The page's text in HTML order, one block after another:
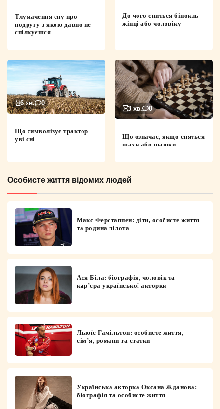
Тлумачення сну про
подругу з якою давно не
спілкуєшся
До чого сниться бінокль
жінці або чоловіку
6 хв. 0
Що символізує трактор
уві сні
3 хв. 0
Що означає, якщо сняться
шахи або шашки
Особисте життя відомих людей
Макс Ферстаппен: діти, особисте життя
та родина пілота
Ася Біла: біографія, чоловік та
кар’єра української акторки
Льюїс Гамільтон: особисте життя,
сім’я, романи та статки
Українська акторка Оксана Жданова:
біографія та особисте життя